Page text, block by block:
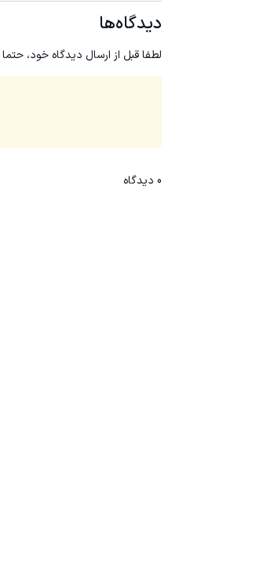
دیدگاه‌ها
لطفا قبل از ارسال دیدگاه خود، حتما
0 دیدگاه